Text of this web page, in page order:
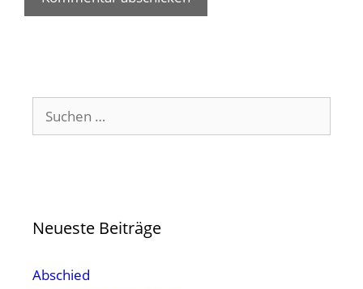
Suchen
nach:
Neueste Beiträge
Abschied